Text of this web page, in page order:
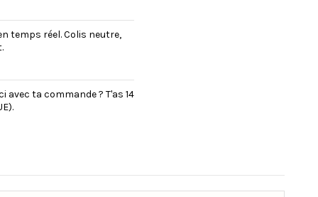
temps réel. Colis neutre,
avec ta commande ? T'as 14